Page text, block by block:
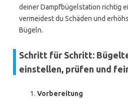
deiner Dampfbügelstation richtig
vermeidest du Schäden und
Bügeln.
Schritt für Schritt:
einstellen, prüfen und
Vorbereitung